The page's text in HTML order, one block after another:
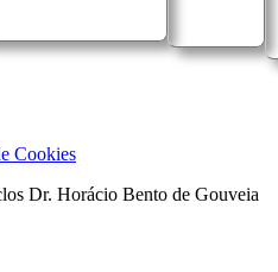
Cookies
Dr. Horácio Bento de Gouveia